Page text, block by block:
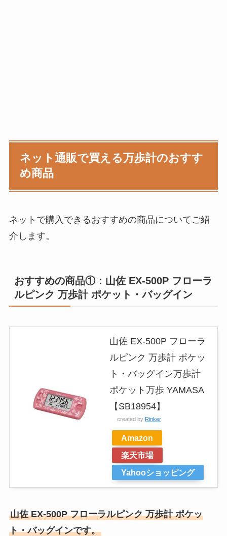
ネット通販で買える万歩計のおすす
め商品
ネットで購入できるおすすめの商品についてご紹
介します。
おすすめの商品①：山佐 EX-500P フローラ
ルピンク 万歩計 ポケット・バッグイン
山佐 EX-500P フローラ
ルピンク 万歩計 ポケッ
ト・バッグイン万歩計
ポケット万歩 YAMASA
【SB18954】
created by Rinker
Amazon
楽天市場
Yahooショッピング
山佐 EX-500P フローラルピンク 万歩計 ポケッ
ト・バッグインです。